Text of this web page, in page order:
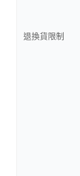
退換貨限制